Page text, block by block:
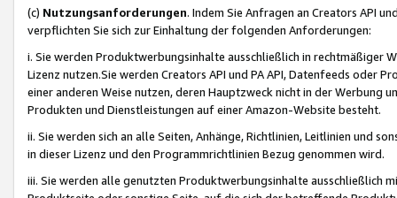
(c) Nutzungsanforderungen. Indem Sie Anfragen an Creators API
verpflichten Sie sich zur Einhaltung der folgenden Anforderungen:
i. Sie werden Produktwerbungsinhalte ausschließlich in rechtmäßiger
Lizenz nutzen.Sie werden Creators API und PA API, Datenfeeds oder
einer anderen Weise nutzen, deren Hauptzweck nicht in der Werbung
Produkten und Dienstleistungen auf einer Amazon-Website besteht.
ii. Sie werden sich an alle Seiten, Anhänge, Richtlinien, Leitlinien und
in dieser Lizenz und den Programmrichtlinien Bezug genommen wird.
iii. Sie werden alle genutzten Produktwerbungsinhalte ausschließlich